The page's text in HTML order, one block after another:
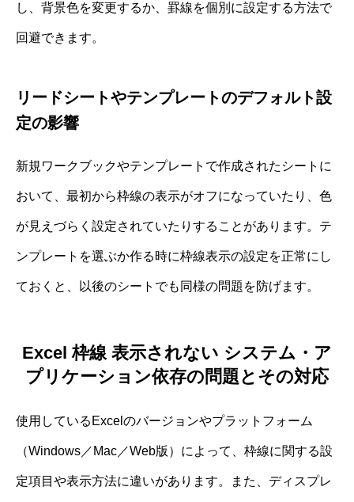
し、背景色を変更するか、罫線を個別に設定する方法で
回避できます。
リードシートやテンプレートのデフォルト設
定の影響
新規ワークブックやテンプレートで作成されたシートに
おいて、最初から枠線の表示がオフになっていたり、色
が見えづらく設定されていたりすることがあります。テ
ンプレートを選ぶか作る時に枠線表示の設定を正常にし
ておくと、以後のシートでも同様の問題を防げます。
Excel 枠線 表示されない システム・ア
プリケーション依存の問題とその対応
使用しているExcelのバージョンやプラットフォーム
（Windows／Mac／Web版）によって、枠線に関する設
定項目や表示方法に違いがあります。また、ディスプレ